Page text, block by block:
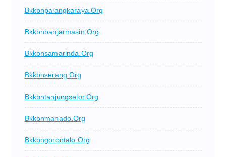
Bkkbnpalangkaraya.org
Bkkbnbanjarmasin.org
Bkkbnsamarinda.org
Bkkbnserang.org
Bkkbntanjungselor.org
Bkkbnmanado.org
Bkkbngorontalo.org